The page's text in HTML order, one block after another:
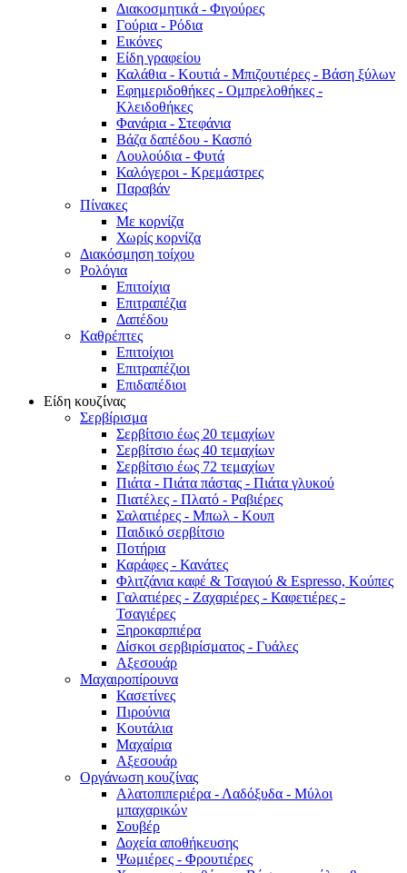
Διακοσμητικά - Φιγούρες
Γούρια - Ρόδια
Εικόνες
Είδη γραφείου
Καλάθια - Κουτιά - Μπιζουτιέρες - Βάση ξύλων
Εφημεριδοθήκες - Ομπρελοθήκες -
Κλειδοθήκες
Φανάρια - Στεφάνια
Βάζα δαπέδου - Κασπό
Λουλούδια - Φυτά
Καλόγεροι - Κρεμάστρες
Παραβάν
Πίνακες
Με κορνίζα
Χωρίς κορνίζα
Διακόσμηση τοίχου
Ρολόγια
Επιτοίχια
Επιτραπέζια
Δαπέδου
Καθρέπτες
Επιτοίχιοι
Επιτραπέζιοι
Επιδαπέδιοι
Είδη κουζίνας
Σερβίρισμα
Σερβίτσιο έως 20 τεμαχίων
Σερβίτσιο έως 40 τεμαχίων
Σερβίτσιο έως 72 τεμαχίων
Πιάτα - Πιάτα πάστας - Πιάτα γλυκού
Πιατέλες - Πλατό - Ραβιέρες
Σαλατιέρες - Μπωλ - Κουπ
Παιδικό σερβίτσιο
Ποτήρια
Καράφες - Κανάτες
Φλιτζάνια καφέ & Τσαγιού & Espresso, Κούπες
Γαλατιέρες - Ζαχαριέρες - Καφετιέρες -
Τσαγιέρες
Ξηροκαρπιέρα
Δίσκοι σερβιρίσματος - Γυάλες
Αξεσουάρ
Μαχαιροπίρουνα
Κασετίνες
Πιρούνια
Κουτάλια
Μαχαίρια
Αξεσουάρ
Οργάνωση κουζίνας
Αλατοπιπεριέρα - Λαδόξυδα - Μύλοι
μπαχαρικών
Σουβέρ
Δοχεία αποθήκευσης
Ψωμιέρες - Φρουτιέρες